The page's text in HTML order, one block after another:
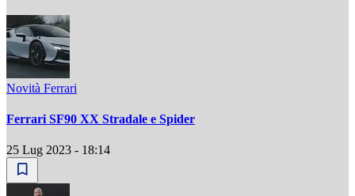
Novità Ferrari
Ferrari SF90 XX Stradale e Spider
25 Lug 2023 - 18:14